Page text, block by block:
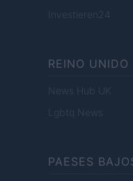
Investieren24
REINO UNIDO
News Hub UK
Lgbtq News
PAESES